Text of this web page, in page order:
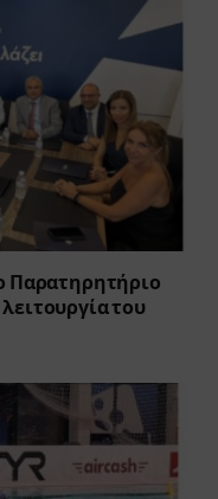
Παρατηρητήριο
του